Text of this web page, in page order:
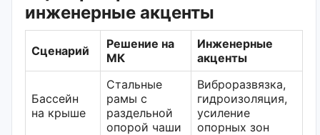
инженерные акценты
Сценарий
Решение на
МК
Инженерные
акценты
Бассейн
на крыше
Стальные
рамы с
раздельной
опорой чаши
Виброразвязка,
гидроизоляция,
усиление
опорных зон